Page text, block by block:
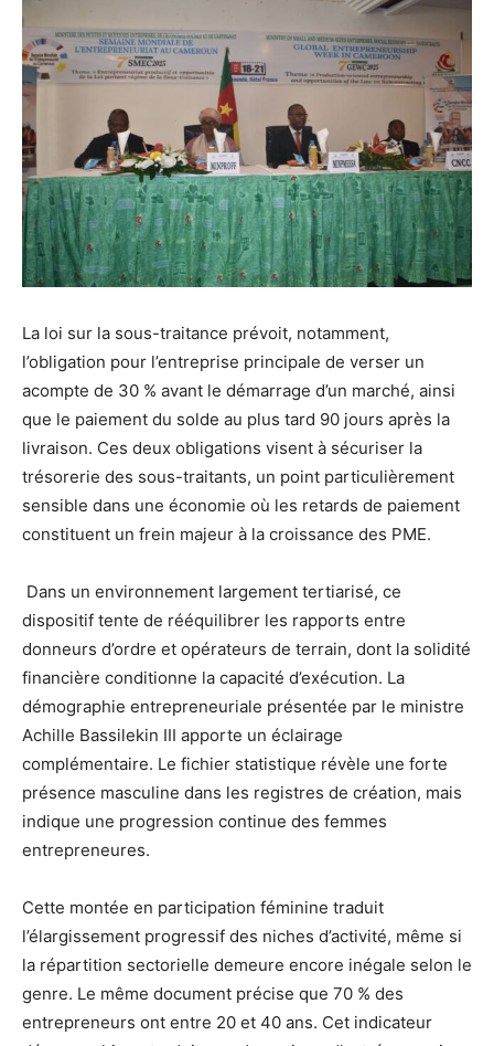
La loi sur la sous-traitance prévoit, notamment,
l’obligation pour l’entreprise principale de verser un
acompte de 30 % avant le démarrage d’un marché, ainsi
que le paiement du solde au plus tard 90 jours après la
livraison. Ces deux obligations visent à sécuriser la
trésorerie des sous-traitants, un point particulièrement
sensible dans une économie où les retards de paiement
constituent un frein majeur à la croissance des PME.
Dans un environnement largement tertiarisé, ce
dispositif tente de rééquilibrer les rapports entre
donneurs d’ordre et opérateurs de terrain, dont la solidité
financière conditionne la capacité d’exécution. La
démographie entrepreneuriale présentée par le ministre
Achille Bassilekin III apporte un éclairage
complémentaire. Le fichier statistique révèle une forte
présence masculine dans les registres de création, mais
indique une progression continue des femmes
entrepreneures.
Cette montée en participation féminine traduit
l’élargissement progressif des niches d’activité, même si
la répartition sectorielle demeure encore inégale selon le
genre. Le même document précise que 70 % des
entrepreneurs ont entre 20 et 40 ans. Cet indicateur